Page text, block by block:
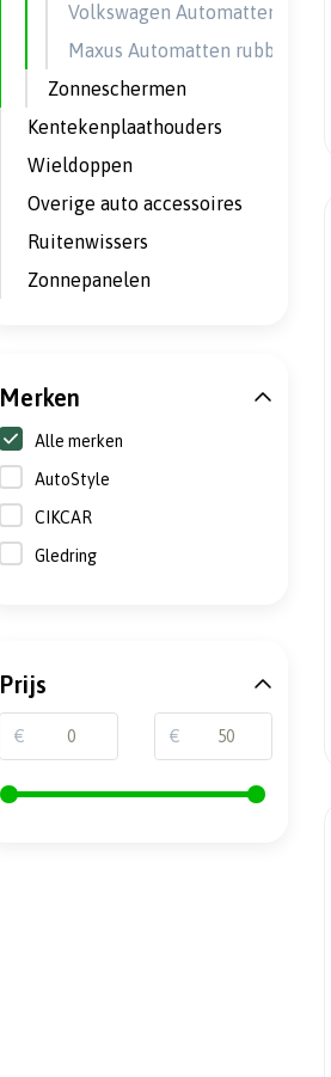
Volkswagen Automatten rubber
Maxus Automatten rubber
Zonneschermen
Kentekenplaathouders
Wieldoppen
Overige auto accessoires
Ruitenwissers
Zonnepanelen
Merken
Alle merken
AutoStyle
CIKCAR
Gledring
Prijs
€ €